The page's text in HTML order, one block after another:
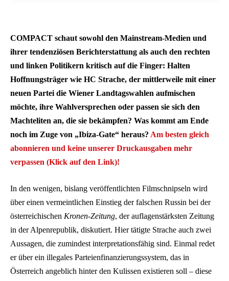
COMPACT schaut sowohl den Mainstream-Medien und
ihrer tendenziösen Berichterstattung als auch den rechten
und linken Politikern kritisch auf die Finger: Halten
Hoffnungsträger wie HC Strache, der mittlerweile mit einer
neuen Partei die Wiener Landtagswahlen aufmischen
möchte, ihre Wahlversprechen oder passen sie sich den
Machteliten an, die sie bekämpfen? Was kommt am Ende
noch im Zuge von „Ibiza-Gate“ heraus? Am besten gleich
abonnieren und keine unserer Druckausgaben mehr
verpassen (Klick auf den Link)!
In den wenigen, bislang veröffentlichten Filmschnipseln wird
über einen vermeintlichen Einstieg der falschen Russin bei der
österreichischen Kronen-Zeitung, der auflagenstärksten Zeitung
in der Alpenrepublik, diskutiert. Hier tätigte Strache auch zwei
Aussagen, die zumindest interpretationsfähig sind. Einmal redet
er über ein illegales Parteienfinanzierungssystem, das in
Österreich angeblich hinter den Kulissen existieren soll – diese